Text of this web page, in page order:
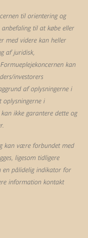
til orientering og
til at købe eller
med videre kan heller
af juridisk,
kan
investorers
af oplysningerne i
i
ikke garantere dette og
kan være forbundet med
ligesom tidligere
en pålidelig indikator for
information kontakt